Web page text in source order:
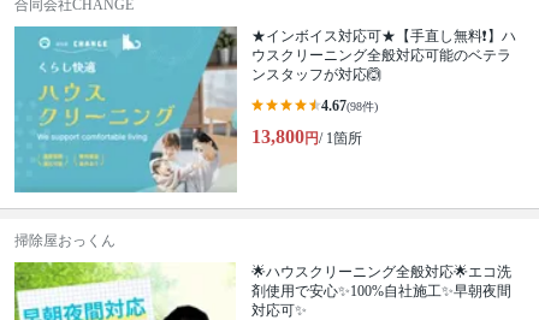
合同会社CHANGE
★インボイス対応可★【手直し無料❗️】ハ
ウスクリーニング全般対応可能のベテラ
ンスタッフが対応🙆
4.67(98件)
13,800円/ 1箇所
掃除屋おっくん
🌟ハウスクリーニング全般対応🌟エコ洗
剤使用で安心✨100%自社施工✨早朝夜間
対応可✨